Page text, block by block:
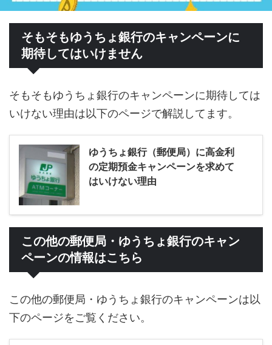
そもそもゆうちょ銀行のキャンペーンに
期待してはいけません
そもそもゆうちょ銀行のキャンペーンに期待しては
いけない理由は以下のページで解説してます。
ゆうちょ銀行（郵便局）に高金利
の定期預金キャンペーンを求めて
はいけない理由
この他の郵便局・ゆうちょ銀行のキャン
ペーンの情報はこちら
この他の郵便局・ゆうちょ銀行のキャンペーンは以
下のページをご覧ください。